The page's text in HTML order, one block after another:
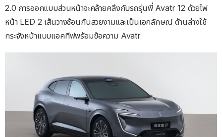
2.0 การออกแบบส่วนหน้าจะคล้ายคลึงกับรถรุ่นพี่ Avatr 12 ด้วยไฟ
หน้า LED 2 เส้นวางซ้อนกันสวยงามและเป็นเอกลักษณ์ ด้านล่างใช้
กระจังหน้าแบบแอคทีฟพร้อมข้อความ Avatr